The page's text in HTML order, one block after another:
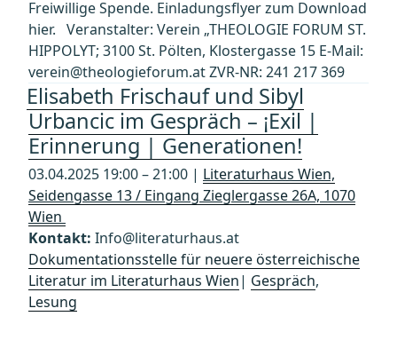
Freiwillige Spende. Einladungsflyer zum Download
hier. Veranstalter: Verein „THEOLOGIE FORUM ST.
HIPPOLYT; 3100 St. Pölten, Klostergasse 15 E-Mail:
verein@theologieforum.at ZVR-NR: 241 217 369
Elisabeth Frischauf und Sibyl
Urbancic im Gespräch – ¡Exil |
Erinnerung | Generationen!
03.04.2025 19:00 – 21:00 | Literaturhaus Wien,
Seidengasse 13 / Eingang Zieglergasse 26A, 1070
Wien
Kontakt: Info@literaturhaus.at
Dokumentationsstelle für neuere österreichische
Literatur im Literaturhaus Wien| Gespräch,
Lesung